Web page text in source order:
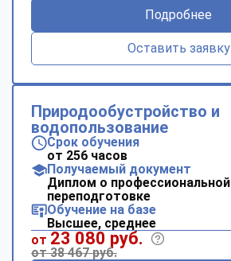
Подробнее
Оставить заявку
Природообустройство и
водопользование
Срок обучения
от 256 часов
Получаемый документ
Диплом о профессиональной
переподготовке
Обучение на базе
Высшее, среднее
от 23 080 руб.
от 38 467 руб.